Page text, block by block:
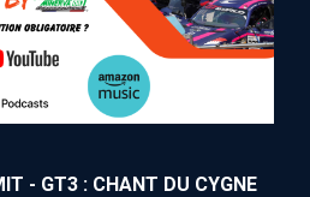
- GT3 : CHANT DU CYGNE